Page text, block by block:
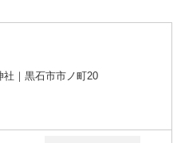
社｜黒石市市ノ町20